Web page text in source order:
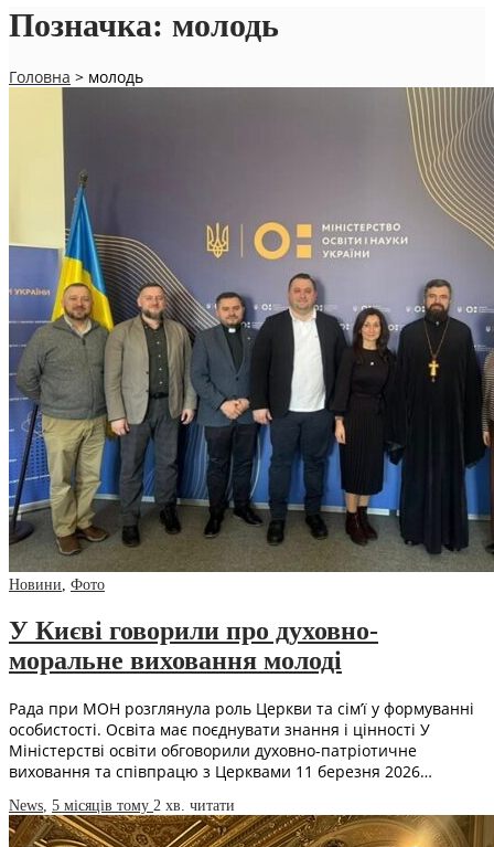
Позначка: молодь
Головна > молодь
Новини, Фото
У Києві говорили про духовно-
моральне виховання молоді
Рада при МОН розглянула роль Церкви та сім’ї у формуванні
особистості. Освіта має поєднувати знання і цінності У
Міністерстві освіти обговорили духовно-патріотичне
виховання та співпрацю з Церквами 11 березня 2026…
News, 5 місяців тому 2 хв. читати